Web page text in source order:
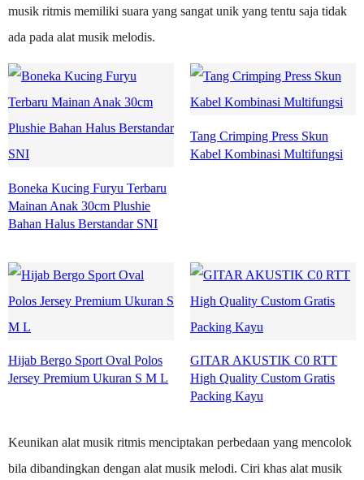
musik ritmis memiliki suara yang sangat unik yang tentu saja tidak
ada pada alat musik melodis.
Boneka Kucing Furyu Terbaru
Mainan Anak 30cm Plushie
Bahan Halus Berstandar SNI
Tang Crimping Press Skun
Kabel Kombinasi Multifungsi
Hijab Bergo Sport Oval Polos
Jersey Premium Ukuran S M L
GITAR AKUSTIK C0 RTT
High Quality Custom Gratis
Packing Kayu
Keunikan alat musik ritmis menciptakan perbedaan yang mencolok
bila dibandingkan dengan alat musik melodi. Ciri khas alat musik